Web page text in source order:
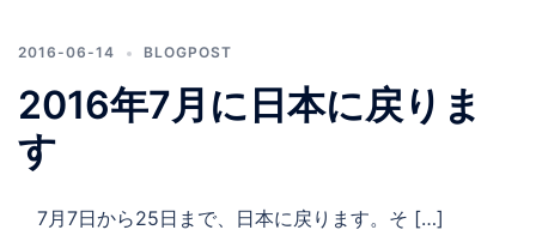
2016-06-14 BLOGPOST
2016年7月に日本に戻りま
す
7月7日から25日まで、日本に戻ります。そ […]